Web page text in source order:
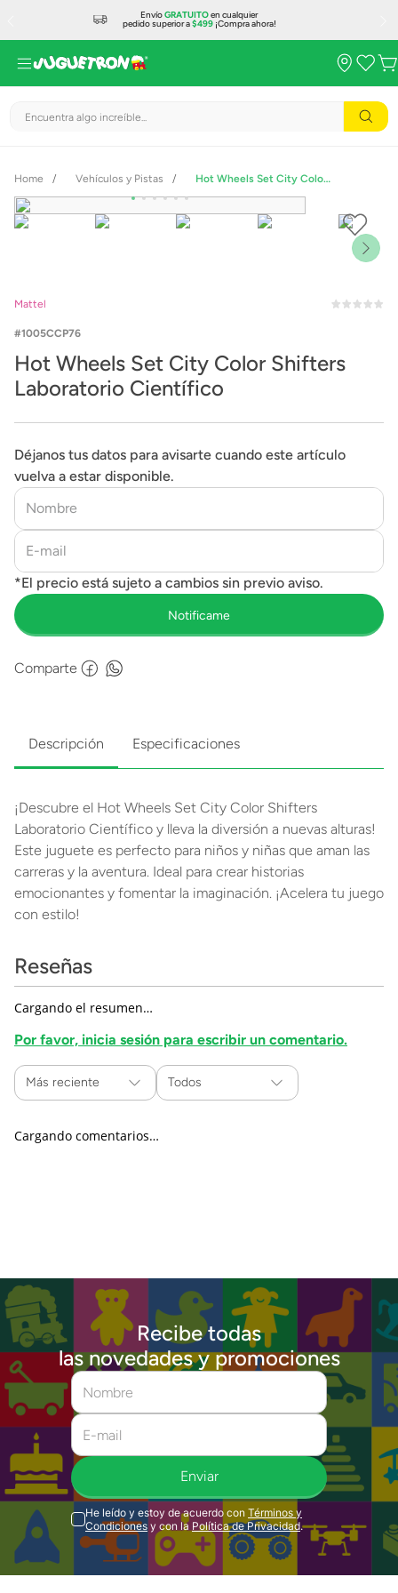
EnvíoGRATUITOen cualquier
pedido superior a$499¡Compra ahora!
Encuentra algo increíble...
Vehículos y Pistas Hot Wheels Set City Color Shifters Laboratorio Científico
Mattel
1005CCP76
Hot Wheels Set City Color Shifters
Laboratorio Científico
Déjanos tus datos para avisarte cuando este artículo
vuelva a estar disponible.
Comparte
Descripción Especificaciones
¡Descubre el Hot Wheels Set City Color Shifters
Laboratorio Científico y lleva la diversión a nuevas alturas!
Este juguete es perfecto para niños y niñas que aman las
carreras y la aventura. Ideal para crear historias
emocionantes y fomentar la imaginación. ¡Acelera tu juego
con estilo!
Reseñas
Cargando el resumen…
Por favor, inicia sesión para escribir un comentario.
Más reciente Todos
Cargando comentarios…
Recibe todas
las novedades y promociones
Enviar
He leído y estoy de acuerdo con Términos y
Condiciones y con la Política de Privacidad.